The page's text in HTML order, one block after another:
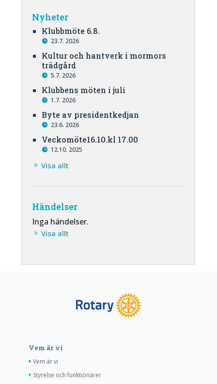
Nyheter
Klubbmöte 6.8.
23.7. 2026
Kultur och hantverk i mormors
trädgård
5.7. 2026
Klubbens möten i juli
1.7. 2026
Byte av presidentkedjan
23.6. 2026
Veckomöte16.10.kl 17.00
12.10. 2025
Visa allt
Händelser
Inga händelser.
Visa allt
Vem är vi
Vem är vi
Styrelse och funktionärer